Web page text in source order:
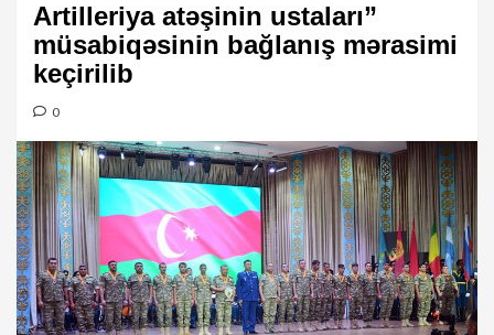
Artilleriya atəşinin ustaları”
müsabiqəsinin bağlanış mərasimi
keçirilib
0